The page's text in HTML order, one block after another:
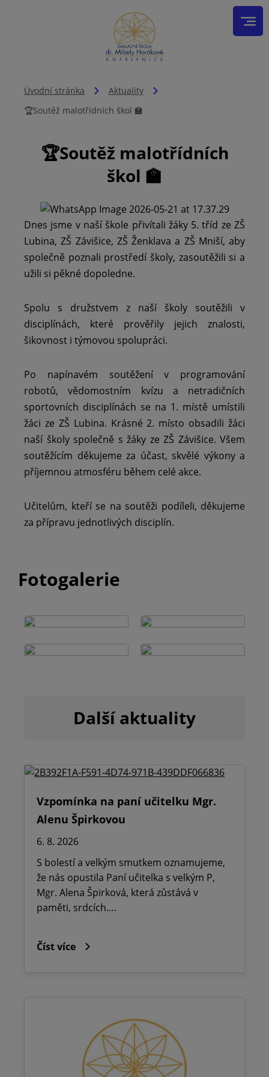
Úvodní stránka
Aktuality
🏆Soutěž malotřídních škol 🏫
🏆Soutěž malotřídních
škol 🏫
Dnes jsme v naší škole přivítali žáky 5. tříd ze ZŠ
Lubina, ZŠ Závišice, ZŠ Ženklava a ZŠ Mniší, aby
společně poznali prostředí školy, zasoutěžili si a
užili si pěkné dopoledne.
Spolu s družstvem z naší školy soutěžili v
disciplínách, které prověřily jejich znalosti,
šikovnost i týmovou spolupráci.
Po napínavém soutěžení v programování
robotů, vědomostním kvízu a netradičních
sportovních disciplínách se na 1. místě umístili
žáci ze ZŠ Lubina. Krásné 2. místo obsadili žáci
naší školy společně s žáky ze ZŠ Závišice. Všem
soutěžícím děkujeme za účast, skvělé výkony a
příjemnou atmosféru během celé akce.
Učitelům, kteří se na soutěži podíleli, děkujeme
za přípravu jednotlivých disciplín.
Fotogalerie
Další aktuality
Vzpomínka na paní učitelku Mgr.
Alenu Špirkovou
6. 8. 2026
S bolestí a velkým smutkem oznamujeme,
že nás opustila Paní učitelka s velkým P,
Mgr. Alena Špirková, která zůstává v
paměti, srdcích.…
Číst více